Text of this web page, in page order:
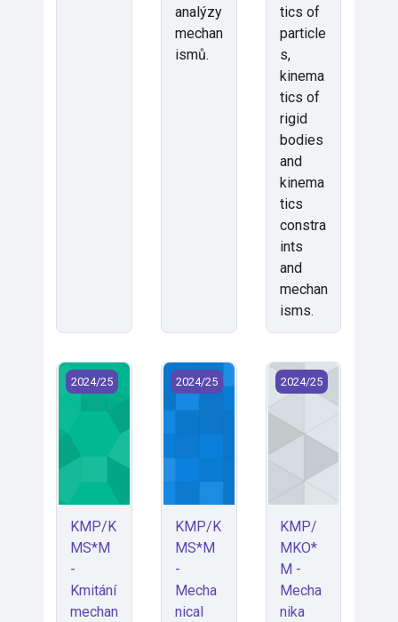
analýzy
mechan
ismů.
tics of
particle
s,
kinema
tics of
rigid
bodies
and
kinema
tics
constra
ints
and
mechan
isms.
KMP/KMS*M - Kmitání mechanických soustav (2024)
2024/25
KMP/K
MS*M
-
Kmitání
mechan
KMP/KMS*M - Mechanical
2024/25
KMP/K
MS*M
-
Mecha
nical
KMP/MKO*M -
2024/25
KMP/
MKO*
M -
Mecha
nika